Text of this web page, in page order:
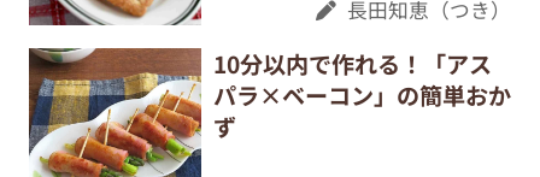
長田知恵（つき）
10分以内で作れる！「アス
パラ×ベーコン」の簡単おか
ず